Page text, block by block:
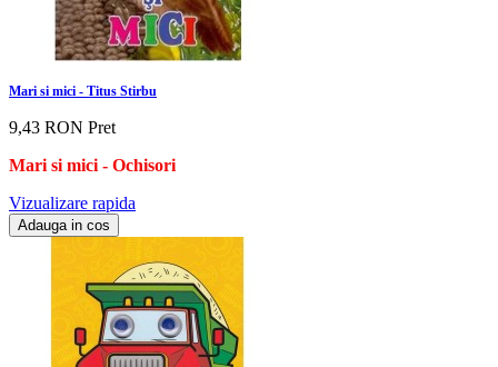
Mari si mici - Titus Stirbu
9,43 RON Pret
Mari si mici - Ochisori
Vizualizare rapida
Adauga in cos